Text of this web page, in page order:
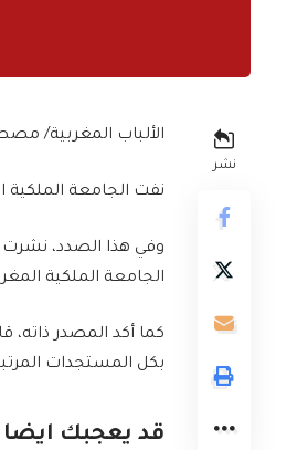
نشر
الألباب المغربية/
نفت الجامعة الملكية
الجامعة الملكية
كما أكد المصدر ذاته،
بكل المستجدات
قد يعجبك ايضا